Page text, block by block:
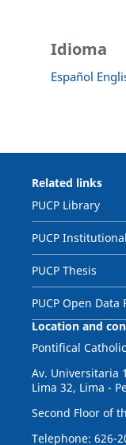
Idioma
Español
Related links
PUCP Library
PUCP
PUCP Thesis
PUCP Open Data
Location and
Pontifical
Av. Universitaria
Lima 32, Lima -
Second Floor of
Telephone: 626-